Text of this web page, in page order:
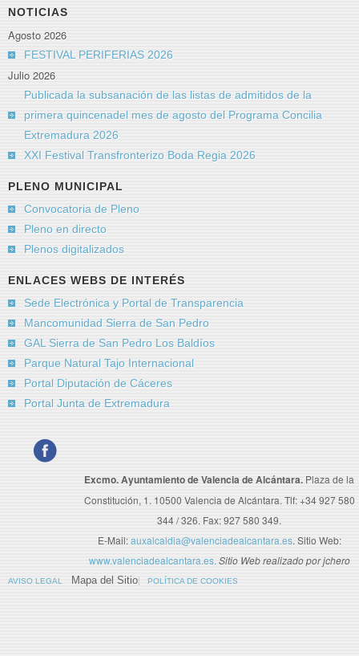
NOTICIAS
Agosto 2026
FESTIVAL PERIFERIAS 2026
Julio 2026
Publicada la subsanación de las listas de admitidos de la
primera quincenadel mes de agosto del Programa Concilia
Extremadura 2026
XXI Festival Transfronterizo Boda Regia 2026
PLENO MUNICIPAL
Convocatoria de Pleno
Pleno en directo
Plenos digitalizados
ENLACES WEBS DE INTERÉS
Sede Electrónica y Portal de Transparencia
Mancomunidad Sierra de San Pedro
GAL Sierra de San Pedro Los Baldíos
Parque Natural Tajo Internacional
Portal Diputación de Cáceres
Portal Junta de Extremadura
Excmo. Ayuntamiento de Valencia de Alcántara. Plaza de la
Constitución, 1. 10500 Valencia de Alcántara. Tlf: +34 927 580
344 / 326. Fax: 927 580 349.
E-Mail:auxalcaldia@valenciadealcantara.es. Sitio Web:
www.valenciadealcantara.es. Sitio Web realizado por jchero
AVISO LEGAL Mapa del Sitio POLÍTICA DE COOKIES